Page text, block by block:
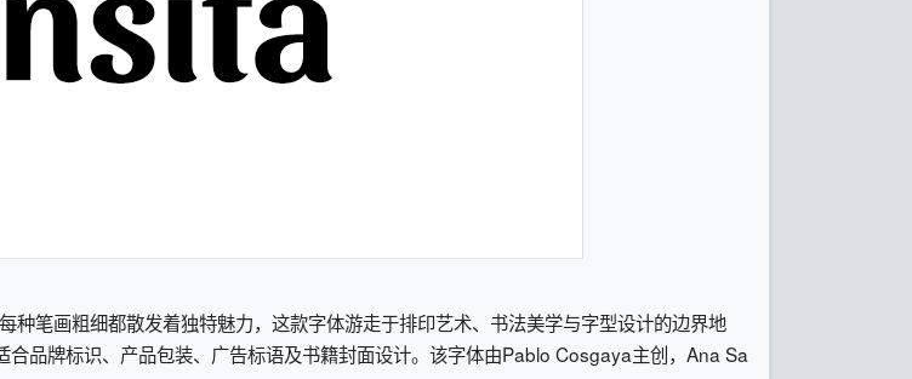
笔画粗细都散发着独特魅力，这款字体游走于排印艺术、书法美学与字型设计的边界地
品牌标识、产品包装、广告标语及书籍封面设计。该字体由Pablo Cosgaya主创，Ana Sa